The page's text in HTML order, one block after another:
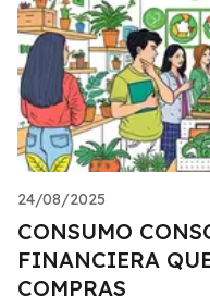
24/08/2025
CONSUMO
FINANCIERA
COMPRAS